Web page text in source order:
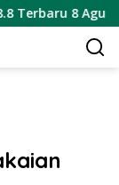
Agustus 2026